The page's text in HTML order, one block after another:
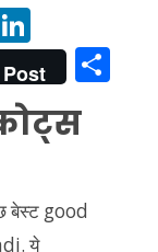
n
k
e
n
Post
बेस्ट good
ये